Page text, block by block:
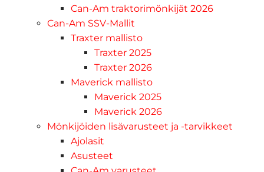
Can-Am traktorimönkijät 2026
Can-Am SSV-Mallit
Traxter mallisto
Traxter 2025
Traxter 2026
Maverick mallisto
Maverick 2025
Maverick 2026
Mönkijöiden lisävarusteet ja -tarvikkeet
Ajolasit
Asusteet